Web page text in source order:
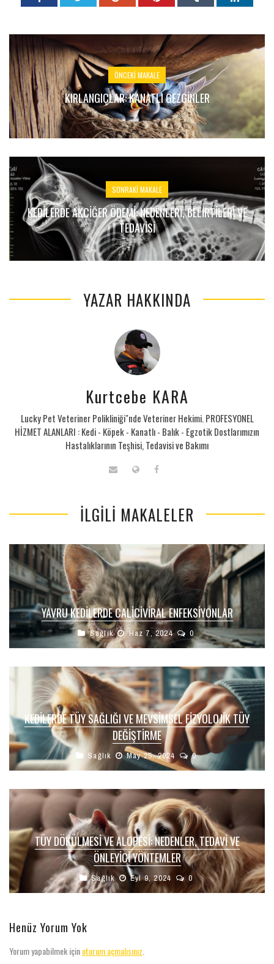
ÖNCEKI MAKALE
KIRLANGIÇLAR: KANATLI GEZGINLER
SONRAKI MAKALE
KEDILERDE AKCIĞER ÖDEMI: NEDENLERI, BELIRTILERI VE
TEDAVISI
YAZAR HAKKINDA
Kurtcebe KARA
Lucky Pet Veteriner Polikliniği"nde Veteriner Hekimi. PROFESYONEL
HİZMET ALANLARI : Kedi - Köpek - Kanatlı - Balık - Egzotik Dostlarımızın
Hastalıklarının Teşhisi, Tedavisi ve Bakımı
İLGILI MAKALELER
YAVRU KEDILERDE CALICIVIRAL ENFEKSIYONLAR
Sağlık Haz 7, 2024 0
KEDILERDE TÜY SAĞLIĞI VE MEVSIMSEL FIZYOLOJIK TÜY
DEĞIŞTIRME
Sağlık May 25, 2024 0
TÜY DÖKÜLMESI VE ALOPESI: NEDENLER, TEDAVI VE
ÖNLEYICI YÖNTEMLER
Sağlık Eyl 9, 2024 0
Henüz Yorum Yok
Yorum yapabilmek içinoturum açmalısınız